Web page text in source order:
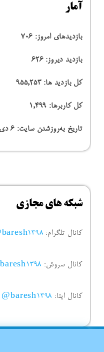
آمار
بازدیدهای امروز: 706
بازدید دیروز:626
کل بازدید ها:955,253
کل کاربرها: 1,499
تاریخ به‌روزشدن سایت:۶ دی ۱۳۹۹
شبکه های مجازی
کانال تلگرام: baresh1398@
کانال سروش: baresh1398@
کانال ایتا: baresh1398@